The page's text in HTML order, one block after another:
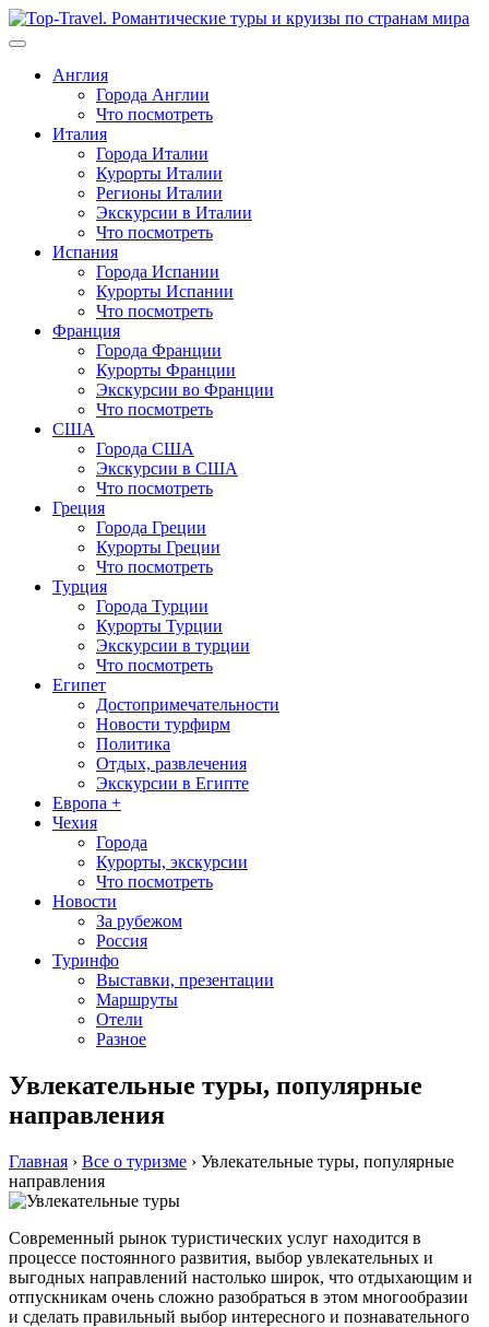
Перейти
к
Англия
Города Англии
Что посмотреть
Италия
Города Италии
Курорты Италии
Регионы Италии
Экскурсии в Италии
Что посмотреть
Испания
Города Испании
Курорты Испании
Что посмотреть
Франция
Города Франции
Курорты Франции
Экскурсии во Франции
Что посмотреть
США
Города США
Экскурсии в США
Что посмотреть
Греция
Города Греции
Курорты Греции
Что посмотреть
Турция
Города Турции
Курорты Турции
Экскурсии в турции
Что посмотреть
Египет
Достопримечательности
Новости турфирм
Политика
Отдых, развлечения
Экскурсии в Египте
Европа +
Чехия
Города
Курорты, экскурсии
Что посмотреть
Новости
За рубежом
Россия
Туринфо
Выставки, презентации
Маршруты
Отели
Разное
Увлекательные туры, популярные
направления
Главная › Все о туризме › Увлекательные туры, популярные
направления
Современный рынок туристических услуг находится в
процессе постоянного развития, выбор увлекательных и
выгодных направлений настолько широк, что отдыхающим и
отпускникам очень сложно разобраться в этом многообразии
и сделать правильный выбор интересного и познавательного